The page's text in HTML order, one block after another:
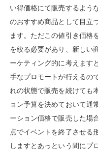
い得価格にて販売するよう
のおすすめ商品として目立
ます。ただこの値引き価格
を絞る必要があり、新しい
ーケティング的に考えます
手なプロモートが行えるの
れの状態で販売を続けても
ョン予算を決めておいて通
ーション価格で販売した場
点でイベントを終了させる
しますとあっという間にプ